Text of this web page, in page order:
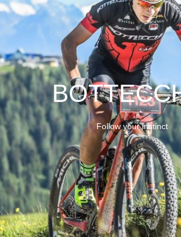
Follow your instinct